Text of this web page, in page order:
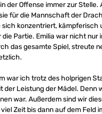
der Offense immer zur
für die Mannschaft der
konzentriert, kämpferisch
die Partie. Emilia war nicht
das gesamte Spiel, streute
war ich trotz des holprigen
der Leistung der Mädel. Denn
war. Außerdem sind wir
Zeit bis dann auf dem Feld